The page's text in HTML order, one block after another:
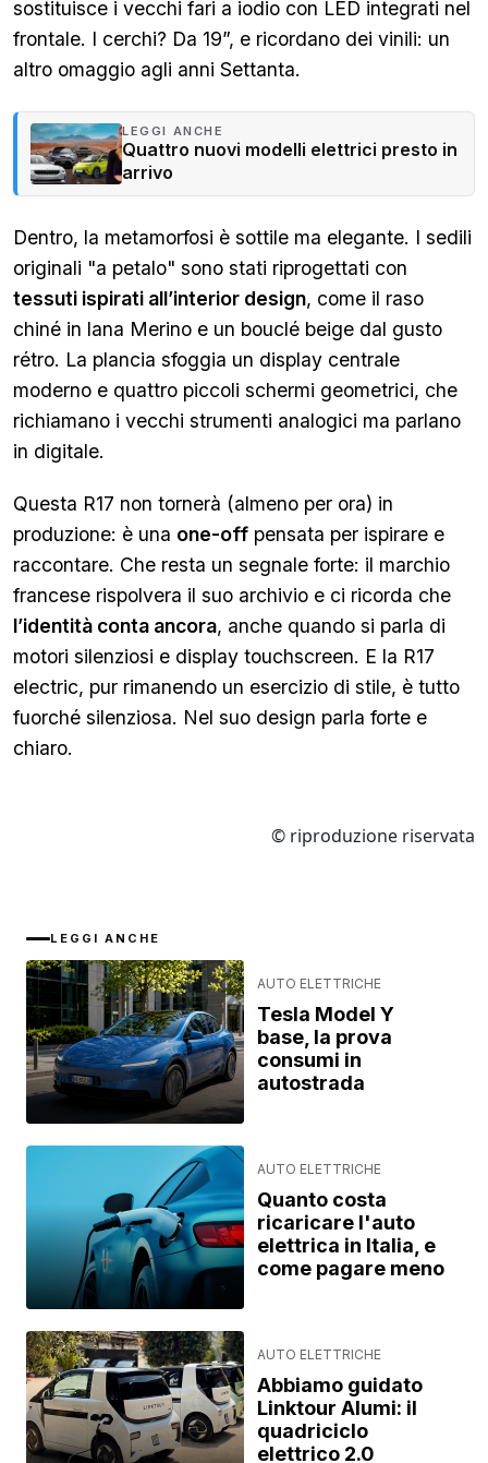
sostituisce i vecchi fari a iodio con LED integrati nel
frontale. I cerchi? Da 19”, e ricordano dei vinili: un
altro omaggio agli anni Settanta.
LEGGI ANCHE
Quattro nuovi modelli elettrici presto in
arrivo
Dentro, la metamorfosi è sottile ma elegante. I sedili
originali "a petalo" sono stati riprogettati con
tessuti ispirati all’interior design, come il raso
chiné in lana Merino e un bouclé beige dal gusto
rétro. La plancia sfoggia un display centrale
moderno e quattro piccoli schermi geometrici, che
richiamano i vecchi strumenti analogici ma parlano
in digitale.
Questa R17 non tornerà (almeno per ora) in
produzione: è una one-off pensata per ispirare e
raccontare. Che resta un segnale forte: il marchio
francese rispolvera il suo archivio e ci ricorda che
l’identità conta ancora, anche quando si parla di
motori silenziosi e display touchscreen. E la R17
electric, pur rimanendo un esercizio di stile, è tutto
fuorché silenziosa. Nel suo design parla forte e
chiaro.
© riproduzione riservata
LEGGI ANCHE
AUTO ELETTRICHE
Tesla Model Y
base, la prova
consumi in
autostrada
AUTO ELETTRICHE
Quanto costa
ricaricare l'auto
elettrica in Italia, e
come pagare meno
AUTO ELETTRICHE
Abbiamo guidato
Linktour Alumi: il
quadriciclo
elettrico 2.0